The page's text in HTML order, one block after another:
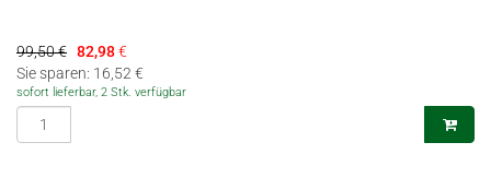
99,50 € 82,98€
Sie sparen: 16,52 €
sofort lieferbar, 2 Stk. verfügbar